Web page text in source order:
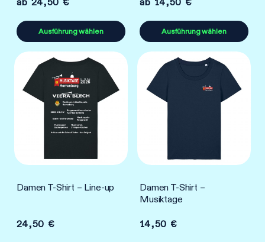
ab 24,50 €
Ausführung wählen
Dieses
Produkt
weist
mehrere
Varianten
Optionen
auf
Produktseite
ab 14,50 €
Ausführung wählen
Dieses
Produkt
weist
mehrere
Optionen
auf
Produktseite
Damen T-Shirt – Line-up
24,50 €
Damen T-Shirt –
Musiktage
14,50 €